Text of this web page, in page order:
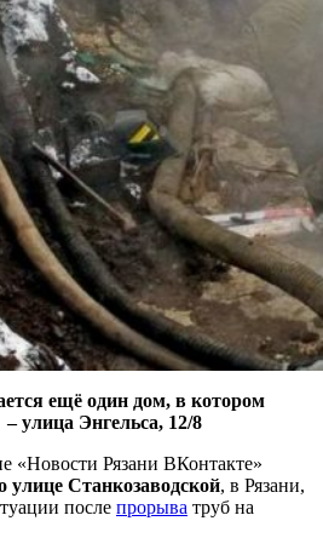
ещё один дом, в котором
улица Энгельса, 12/8
«Новости Рязани ВКонтакте»
улице Станкозаводской, в Рязани,
после прорыва труб на